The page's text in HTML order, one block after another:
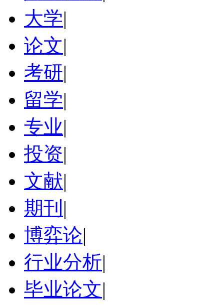
大学|
论文|
考研|
留学|
专业|
投资|
文献|
期刊 |
博弈论|
行业分析|
毕业论文|